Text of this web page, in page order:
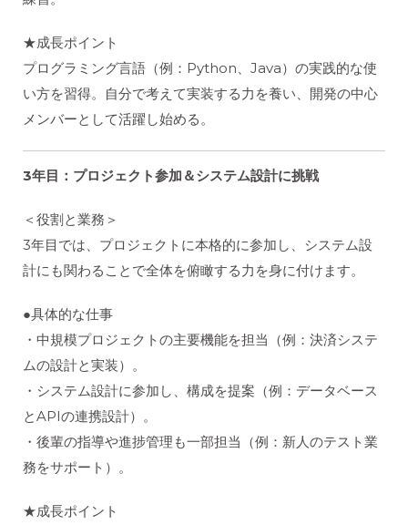
★成長ポイント
プログラミング言語（例：Python、Java）の実践的な使
い方を習得。自分で考えて実装する力を養い、開発の中心
メンバーとして活躍し始める。
3年目：プロジェクト参加＆システム設計に挑戦
＜役割と業務＞
3年目では、プロジェクトに本格的に参加し、システム設
計にも関わることで全体を俯瞰する力を身に付けます。
●具体的な仕事
・中規模プロジェクトの主要機能を担当（例：決済システ
ムの設計と実装）。
・システム設計に参加し、構成を提案（例：データベース
とAPIの連携設計）。
・後輩の指導や進捗管理も一部担当（例：新人のテスト業
務をサポート）。
★成長ポイント